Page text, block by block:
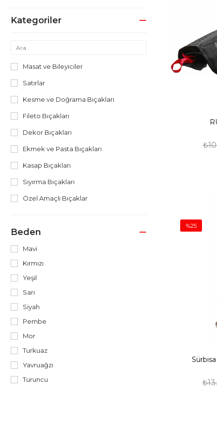
Kategoriler
Masat ve Bileyiciler
Satırlar
Kesme ve Doğrama Bıçakları
Fileto Bıçakları
Dekor Bıçakları
Ekmek ve Pasta Bıçakları
Kasap Bıçakları
Sıyırma Bıçakları
Özel Amaçlı Bıçaklar
Steak - Biftek Bıçakları
Santoku Bıçakları
Bıçak Kılıfları ve Şef Çantaları
Sürmene Çakıları
Şef Bıçakları
Beden
Mavi
Kırmızı
Yeşil
Sarı
Siyah
Pembe
Mor
Turkuaz
Yavruağzı
Turuncu
%25